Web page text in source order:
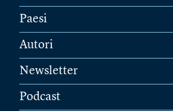
Paesi
Autori
Newsletter
Podcast